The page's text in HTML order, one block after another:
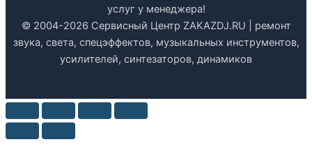
услуг у менеджера!
© 2004-2026 Сервисный Центр ZAKAZDJ.RU | ремонт
звука, света, спецэффектов, музыкальных инструментов,
усилителей, синтезаторов, динамиков